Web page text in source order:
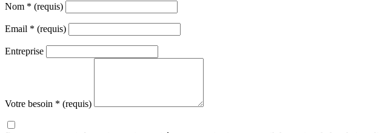
Nom * (requis)
Email * (requis)
Entreprise
Votre besoin * (requis)